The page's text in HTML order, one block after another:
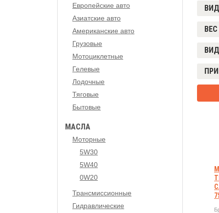
Европейские авто
Азиатские авто
Американские авто
Грузовые
Мотоциклетные
Гелевые
Лодочные
Тяговые
Бытовые
МАСЛА
Моторные
5W30
5W40
0W20
Трансмиссионные
Гидравлические
ВИД